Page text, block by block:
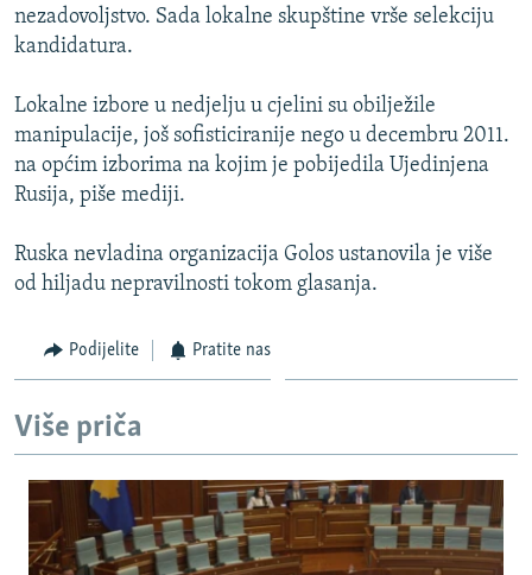
TV LIBERTY
MOJA EVROPA
TRI DECENIJE OD RATA U BIH
SVE KARTE DEJTONA
Sve RFE/RL stranice
nezadovoljstvo. Sada lokalne skupštine vrše selekciju
kandidatura.
Lokalne izbore u nedjelju u cjelini su obilježile
manipulacije, još sofisticiranije nego u decembru 2011.
na općim izborima na kojim je pobijedila Ujedinjena
Rusija, piše mediji.
Ruska nevladina organizacija Golos ustanovila je više
od hiljadu nepravilnosti tokom glasanja.
Podijelite Pratite nas
Više priča